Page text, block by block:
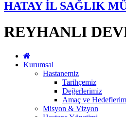
HATAY İL SAĞLIK
REYHANLI
Kurumsal
Hastanemiz
Tarihçemiz
Değerlerimiz
Amaç ve
Misyon & Vizyon